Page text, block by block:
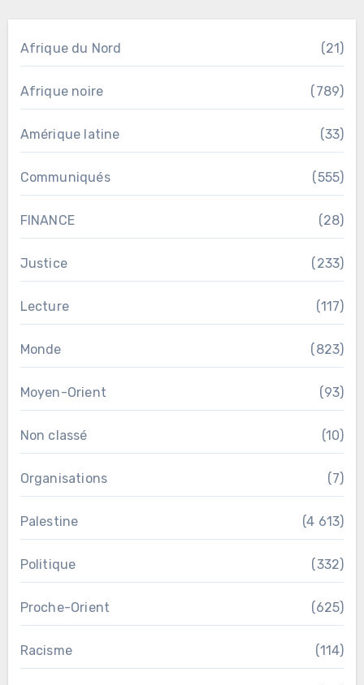
Afrique du Nord (21)
Afrique noire (789)
Amérique latine (33)
Communiqués (555)
FINANCE (28)
Justice (233)
Lecture (117)
Monde (823)
Moyen-Orient (93)
Non classé (10)
Organisations (7)
Palestine (4 613)
Politique (332)
Proche-Orient (625)
Racisme (114)